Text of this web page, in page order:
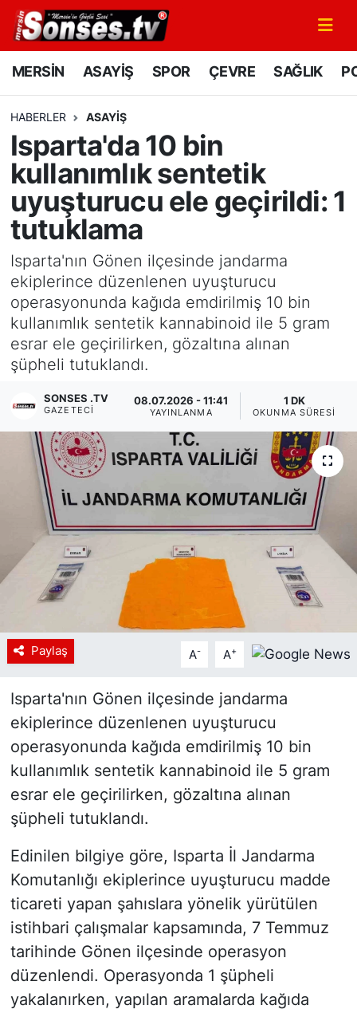
MERSİN ASAYİŞ SPOR ÇEVRE SAĞLIK
HABERLER ASAYİŞ
Isparta'da 10 bin
kullanımlık sentetik
uyuşturucu ele geçirildi: 1
tutuklama
Isparta'nın Gönen ilçesinde jandarma
ekiplerince düzenlenen uyuşturucu
operasyonunda kağıda emdirilmiş 10 bin
kullanımlık sentetik kannabinoid ile 5 gram
esrar ele geçirilirken, gözaltına alınan
şüpheli tutuklandı.
SONSES .TV
GAZETECI
08.07.2026 - 11:41
YAYINLANMA
1 DK
OKUNMA SÜRESI
Paylaş A- A+
Isparta'nın Gönen ilçesinde jandarma
ekiplerince düzenlenen uyuşturucu
operasyonunda kağıda emdirilmiş 10 bin
kullanımlık sentetik kannabinoid ile 5 gram
esrar ele geçirilirken, gözaltına alınan
şüpheli tutuklandı.
Edinilen bilgiye göre, Isparta İl Jandarma
Komutanlığı ekiplerince uyuşturucu madde
ticareti yapan şahıslara yönelik yürütülen
istihbari çalışmalar kapsamında, 7 Temmuz
tarihinde Gönen ilçesinde operasyon
düzenlendi. Operasyonda 1 şüpheli
yakalanırken, yapılan aramalarda kağıda
MERSİN
SPOR
GÜNÜN MANŞETİ
DÜNYA
KÜLTÜR - SANAT
MAGAZİN
SAĞLIK
Haberde insan
Tanıtım
Mersin Nöbetçi Eczaneler
Mersin Namaz Vakitleri
Mersin Trafik Yoğunluk Haritası
Süper Lig Puan Durumu ve Fikstür
Tüm Manşetler
Son Dakika Haberleri
Haber Arşivi